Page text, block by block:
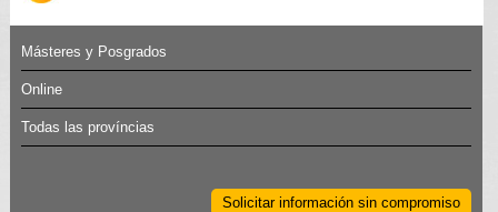
Másteres y Posgrados
Online
Todas las províncias
Solicitar información sin compromiso